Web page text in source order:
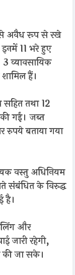
से अवैध रूप से रखे
11 भरे हुए
व्यावसायिक
हैं।
तथा 12
गईं। जब्त
रुपये बताया गया
वस्तु अधिनियम
संबंधित के विरुद्ध
है।
और
जारी रहेगी,
की जा सके।